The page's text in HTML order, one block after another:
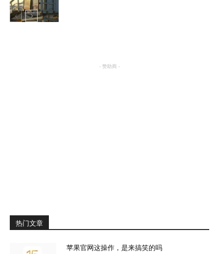
- 赞助商 -
热门文章
苹果官网这操作，是来搞笑的吗